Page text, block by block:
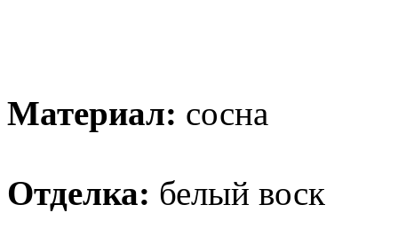
Материал: сосна
Отделка: белый воск